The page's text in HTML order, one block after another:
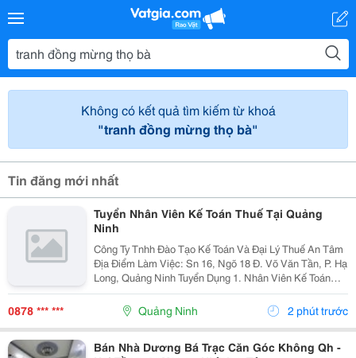
Không có kết quả tìm kiếm từ khoá
"tranh đồng mừng thọ bà"
Tin đăng mới nhất
Tuyển Nhân Viên Kế Toán Thuế Tại Quảng
Ninh
Công Ty Tnhh Đào Tạo Kế Toán Và Đại Lý Thuế An Tâm
Địa Điểm Làm Việc: Sn 16, Ngõ 18 Đ. Võ Văn Tần, P. Hạ
Long, Quảng Ninh Tuyển Dụng 1. Nhân Viên Kế Toán
Thuế : 05 Mô Tả Công Việc: &Bull; Thực Hiện Các Công
Việc Liên Quan Đến Kế Toán Thuế...
0878 *** *** Quảng Ninh 2 phút trước
Bán Nhà Dương Bá Trạc Căn Góc Không Qh -